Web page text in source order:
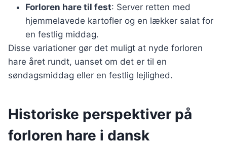
Forloren hare til fest: Server retten med
hjemmelavede kartofler og en lækker salat for
en festlig middag.
Disse variationer gør det muligt at nyde forloren
hare året rundt, uanset om det er til en
søndagsmiddag eller en festlig lejlighed.
Historiske perspektiver på
forloren hare i dansk